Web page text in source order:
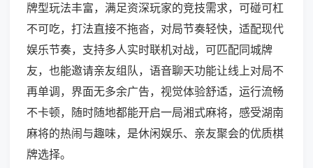
牌型玩法丰富，满足资深玩家的竞技需求，可碰可杠
不可吃，打法直接不拖沓，对局节奏轻快，适配现代
娱乐节奏，支持多人实时联机对战，可匹配同城牌
友，也能邀请亲友组队，语音聊天功能让线上对局不
再单调，界面无多余广告，视觉体验舒适，运行流畅
不卡顿，随时随地都能开启一局湘式麻将，感受湖南
麻将的热闹与趣味，是休闲娱乐、亲友聚会的优质棋
牌选择。